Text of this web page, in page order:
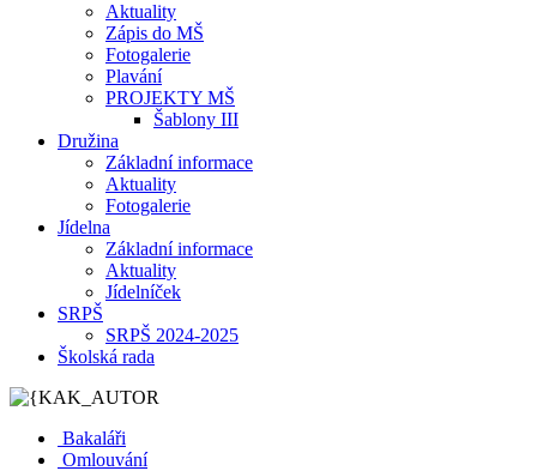
Aktuality
Zápis do MŠ
Fotogalerie
Plavání
PROJEKTY MŠ
Šablony III
Družina
Základní informace
Aktuality
Fotogalerie
Jídelna
Základní informace
Aktuality
Jídelníček
SRPŠ
SRPŠ 2024-2025
Školská rada
Bakaláři
Omlouvání